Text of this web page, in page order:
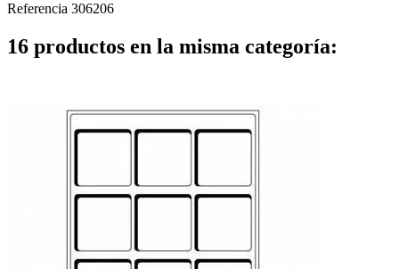
Referencia 306206
16 productos en la misma categoría: